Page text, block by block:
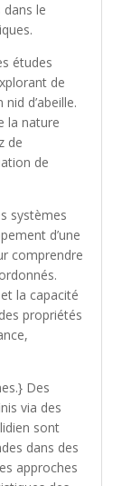
le
études
de
d’abeille.
la nature
de
de
systèmes
d’une
comprendre
la capacité
propriétés
Des
via des
sont
dans des
approches